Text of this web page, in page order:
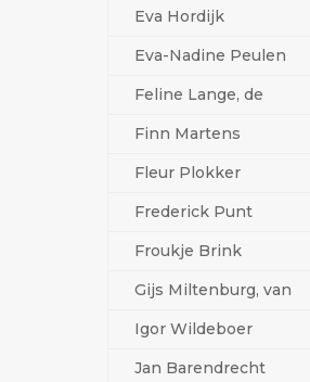
Eva Hordijk
Eva-Nadine Peulen
Feline Lange, de
Finn Martens
Fleur Plokker
Frederick Punt
Froukje Brink
Gijs Miltenburg, van
Igor Wildeboer
Jan Barendrecht